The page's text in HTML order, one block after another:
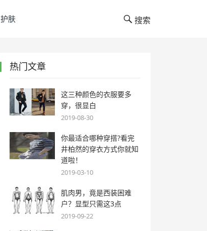
护肤 搜索
热门文章
这三种颜色的衣服要多
穿，很显白
2019-08-30
你最适合哪种穿搭?看完
井柏然的穿衣方式你就知
道啦！
2019-03-10
肌肉男，竟是西装困难
户？显型只需这3点
2019-09-22